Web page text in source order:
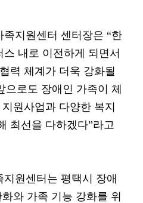
지원센터 센터장은 “한
내로 이전하게 되면서
력 체계가 더욱 강화될
으로도 장애인 가족이 체
원사업과 다양한 복지
최선을 다하겠다”라고
원센터는 평택시 장애
와 가족 기능 강화를 위